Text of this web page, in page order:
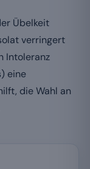
Übelkeit
verringert
Intoleranz
eine
die Wahl an